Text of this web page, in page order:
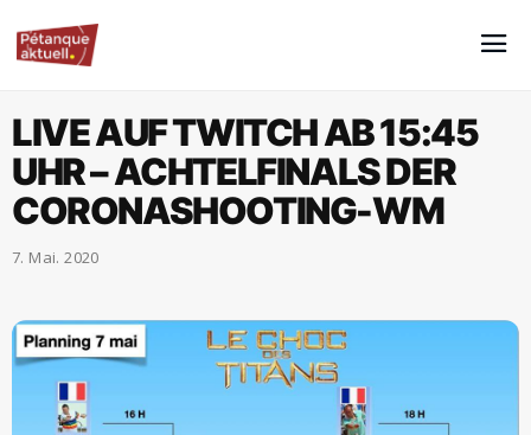
LIVE AUF TWITCH AB 15:45
UHR – ACHTELFINALS DER
CORONASHOOTING-WM
7. Mai. 2020